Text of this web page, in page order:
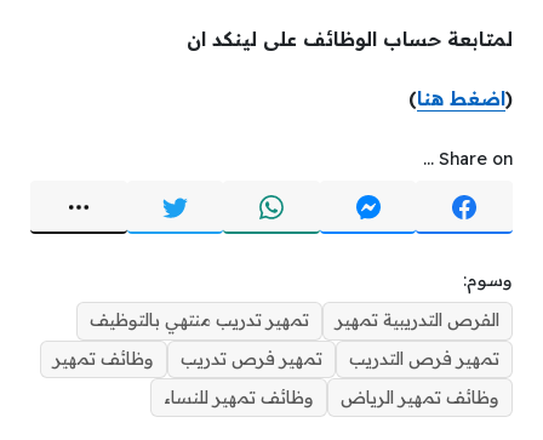
لمتابعة حساب الوظائف على لينكد ان
(اضغط هنا)
Share on ...
وسوم:
الفرص التدريبية تمهير
تمهير تدريب منتهي بالتوظيف
تمهير فرص التدريب
تمهير فرص تدريب
وظائف تمهير
وظائف تمهير الرياض
وظائف تمهير للنساء